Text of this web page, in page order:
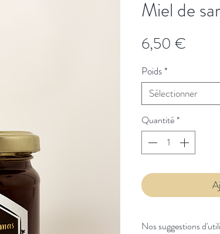
Miel de
6,50 €
Poids*
Sélectionner
Quantité*
Nos suggestions